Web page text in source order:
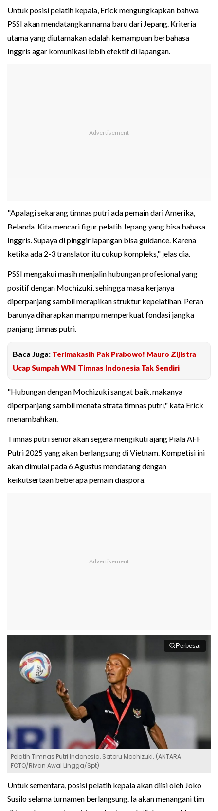
Untuk posisi pelatih kepala, Erick mengungkapkan bahwa
PSSI akan mendatangkan nama baru dari Jepang. Kriteria
utama yang diutamakan adalah kemampuan berbahasa
Inggris agar komunikasi lebih efektif di lapangan.
"Apalagi sekarang timnas putri ada pemain dari Amerika,
Belanda. Kita mencari figur pelatih Jepang yang bisa bahasa
Inggris. Supaya di pinggir lapangan bisa guidance. Karena
ketika ada 2-3 translator itu cukup kompleks," jelas dia.
PSSI mengakui masih menjalin hubungan profesional yang
positif dengan Mochizuki, sehingga masa kerjanya
diperpanjang sambil merapikan struktur kepelatihan. Peran
barunya diharapkan mampu memperkuat fondasi jangka
panjang timnas putri.
Baca Juga: Terimakasih Pak Prabowo! Mauro Zijlstra
Ucap Sumpah WNI Timnas Indonesia Tak Sendiri
"Hubungan dengan Mochizuki sangat baik, makanya
diperpanjang sambil menata strata timnas putri," kata Erick
menambahkan.
Timnas putri senior akan segera mengikuti ajang Piala AFF
Putri 2025 yang akan berlangsung di Vietnam. Kompetisi ini
akan dimulai pada 6 Agustus mendatang dengan
keikutsertaan beberapa pemain diaspora.
Perbesar
Pelatih Timnas Putri Indonesia, Satoru Mochizuki. (ANTARA
FOTO/Rivan Awal Lingga/Spt)
Untuk sementara, posisi pelatih kepala akan diisi oleh Joko
Susilo selama turnamen berlangsung. Ia akan menangani tim